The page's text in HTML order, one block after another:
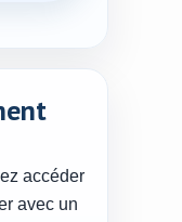
accéder
avec un